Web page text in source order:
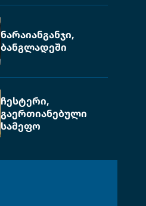
ნარაიანგანჯი,
ბანგლადეში
ჩესტერი,
გაერთიანებული
სამეფო